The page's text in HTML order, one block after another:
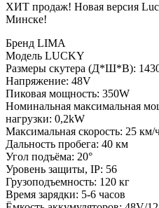
ХИТ продаж! Новая версия
Минске!
Бренд LIMA
Модель LUCKY
Размеры скутера (Д*Ш*В):
Напряжение: 48V
Пиковая мощность: 350W
Номинальная максимальная
нагрузки: 0,2kW
Максимальная скорость: 25 км/
Дальность пробега: 40 км
Угол подъёма: 20°
Уровень защиты, IP: 56
Грузоподъемность: 120 кг
Время зарядки: 5-6 часов